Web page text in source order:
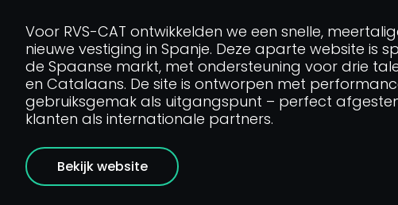
Voor RVS-CAT ontwikkelden we een snelle,
nieuwe vestiging in Spanje. Deze aparte website is
de Spaanse markt, met ondersteuning voor drie
en Catalaans. De site is ontworpen met
gebruiksgemak als uitgangspunt – perfect
klanten als internationale partners.
Bekijk website